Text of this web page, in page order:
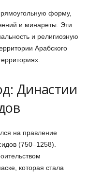
форму,
и минареты. Эти
и религиозную
Арабского
Династии
на правление
(750–1258).
которая стала